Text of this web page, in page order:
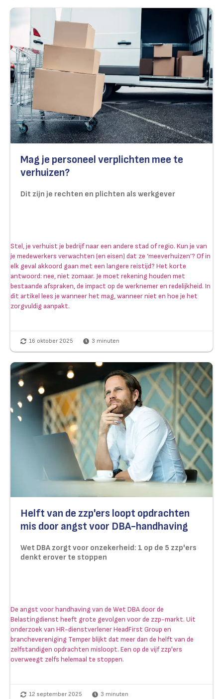
Mag je personeel verplichten mee te
verhuizen?
Dit zijn je rechten en plichten als werkgever
Stel, je verhuist je bedrijf naar een andere stad of regio. Kun je van
je medewerkers verwachten (en eisen) dat ze ‘meeverhuizen’? Of in
elk geval akkoord gaan met een langere reistijd? Het korte
antwoord: nee, niet zomaar. Je moet rekening houden met
bestaande afspraken, de impact op de werknemer en redelijkheid. In
dit artikel lees je wanneer het mag, wanneer niet en hoe je het
zorgvuldig aanpakt.
16 oktober 2025 3 minuten
Helft van de zzp'ers loopt opdrachten
mis door angst voor DBA-handhaving
Wet DBA zorgt voor onzekerheid: 1 op de 5 zzp'ers
denkt erover te stoppen
De angst voor handhaving van de Wet DBA door de
Belastingdienst heeft grote gevolgen voor de zzp-markt. Uit
onderzoek van HR-dienstverlener HeadFirst Group en
branchevereniging Temper blijkt dat meer dan de helft van de
zelfstandigen opdrachten misloopt. Een op de vijf zzp'ers
overweegt zelfs helemaal te stoppen.
12 september 2025 3 minuten